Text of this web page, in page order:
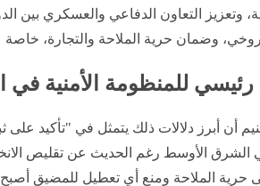
وتعزيز التعاون الدفاعي والعسكري
وضمان حرية الملاحة والتجارة،
رئيسي للمنظومة الأمنية
أن أبرز دلالات ذلك يتمثل في "تأكيد
الشرق الأوسط رغم الحديث عن تقليص
حرية الملاحة ومنع أي تعطيل للمضيق أصبح